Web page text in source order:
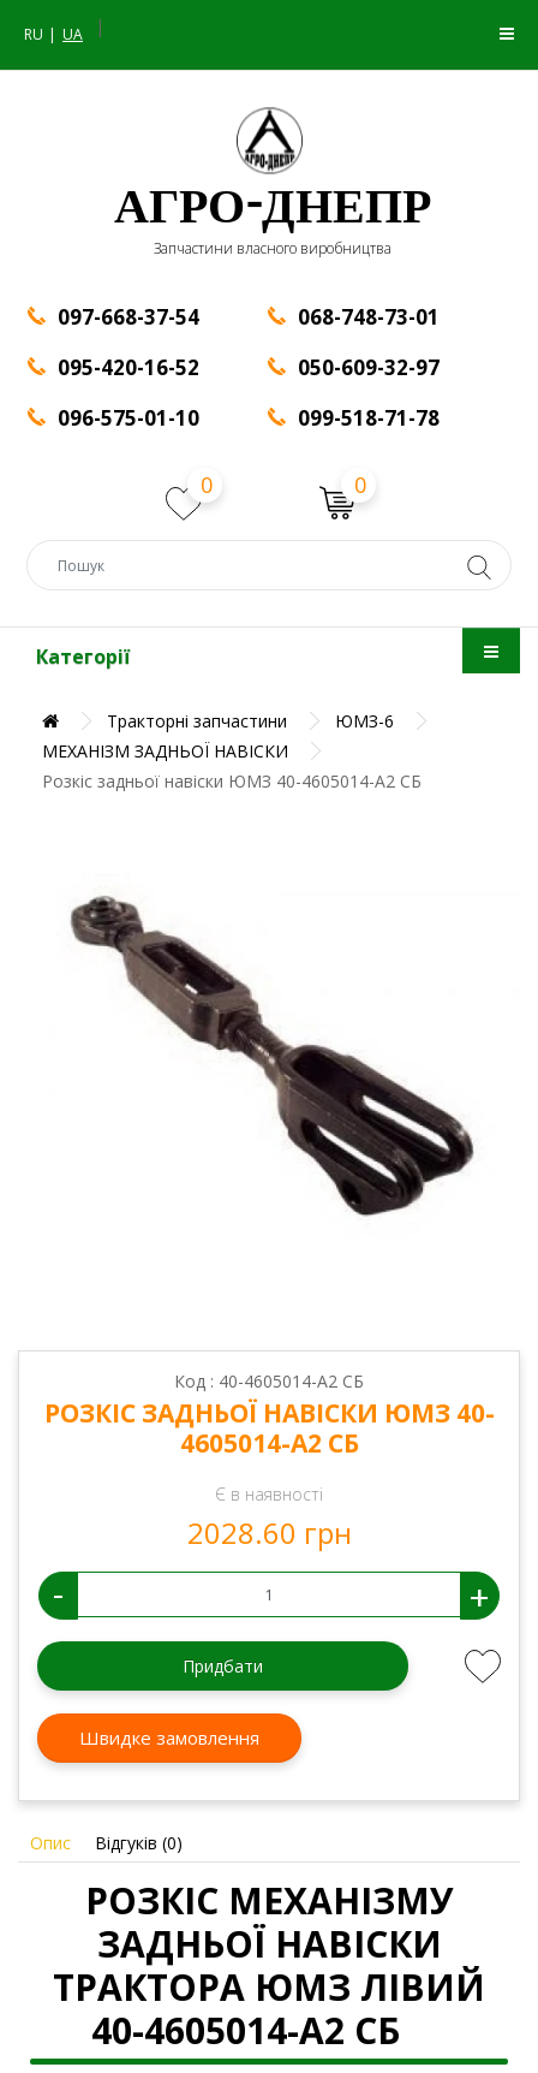
RU UA |
АГРО-ДНЕПР
Запчастини власного виробництва
097-668-37-54
095-420-16-52
096-575-01-10
068-748-73-01
050-609-32-97
099-518-71-78
0 0
Категорії
Тракторні запчастини
ЮМЗ-6
МЕХАНІЗМ ЗАДНЬОЇ НАВІСКИ
Розкіс задньої навіски ЮМЗ 40-4605014-А2 СБ
Код : 40-4605014-А2 СБ
РОЗКІС ЗАДНЬОЇ НАВІСКИ ЮМЗ 40-
4605014-А2 СБ
Є в наявності
2028.60 грн
- +
Придбати
Швидке замовлення
Опис Відгуків (0)
РОЗКІС МЕХАНІЗМУ
ЗАДНЬОЇ НАВІСКИ
ТРАКТОРА ЮМЗ ЛІВИЙ
40-4605014-А2 СБ